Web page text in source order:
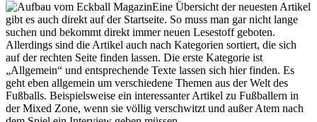
Eine Übersicht der neuesten Artikel
gibt es auch direkt auf der Startseite. So muss man gar nicht lange
suchen und bekommt direkt immer neuen Lesestoff geboten.
Allerdings sind die Artikel auch nach Kategorien sortiert, die sich
auf der rechten Seite finden lassen. Die erste Kategorie ist
„Allgemein“ und entsprechende Texte lassen sich hier finden. Es
geht eben allgemein um verschiedene Themen aus der Welt des
Fußballs. Beispielsweise ein interessanter Artikel zu Fußballern in
der Mixed Zone, wenn sie völlig verschwitzt und außer Atem nach